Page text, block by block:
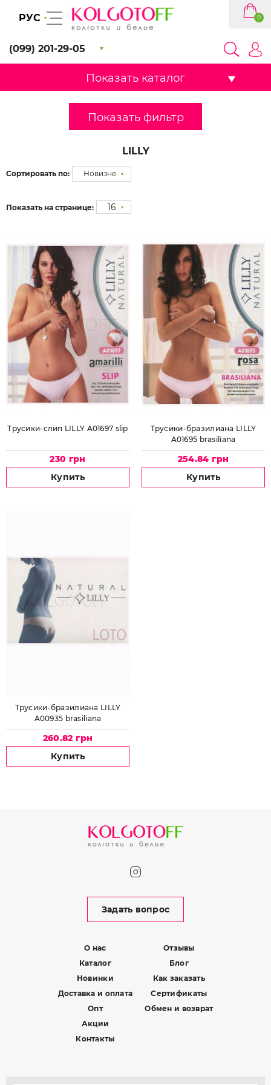
РУС
(099) 201-29-05
0
Показать каталог
Показать фильтр
LILLY
Сортировать по: Новизне
Показать на странице: 16
Трусики-слип LILLY A01697 slip
230 грн
Купить
Трусики-бразилиана LILLY
A01695 brasiliana
254.84 грн
Купить
Трусики-бразилиана LILLY
A00935 brasiliana
260.82 грн
Купить
Задать вопрос
О нас
Каталог
Новинки
Доставка и оплата
Опт
Акции
Контакты
Отзывы
Блог
Как заказать
Сертификаты
Обмен и возврат